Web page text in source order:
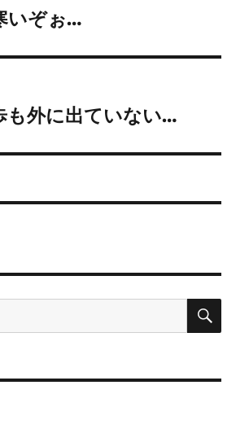
いぞぉ…
外に出ていない…
検